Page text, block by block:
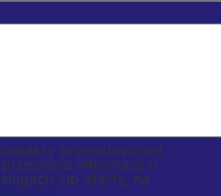
przedstawicieli
informacji o
lub oferty, na